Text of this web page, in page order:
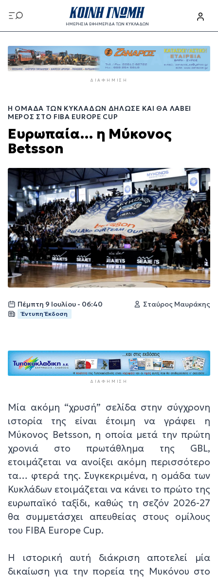
προς
το
περιεχόμενο
ΗΜΕΡΗΣΙΑ ΕΦΗΜΕΡΙΔΑ ΤΩΝ ΚΥΚΛΑΔΩΝ
προς
το
κυρίως
ΔΙΑΦΉΜΙΣΗ
Η ΟΜΆΔΑ ΤΩΝ ΚΥΚΛΆΔΩΝ ΔΉΛΩΣΕ ΚΑΙ ΘΑ ΛΆΒΕΙ
ΜΈΡΟΣ ΣΤΟ FIBA EUROPE CUP
Ευρωπαία… η Μύκονος
Betsson
Πέμπτη 9 Ιουλίου - 06:40 Σταύρος Μαυράκης
Έντυπη Έκδοση
ΔΙΑΦΉΜΙΣΗ
Μία ακόμη “χρυσή” σελίδα στην σύγχρονη
ιστορία της είναι έτοιμη να γράφει η
Μύκονος Betsson, η οποία μετά την πρώτη
χρονιά στο πρωτάθλημα της GBL,
ετοιμάζεται να ανοίξει ακόμη περισσότερο
τα… φτερά της. Συγκεκριμένα, η ομάδα των
Κυκλάδων ετοιμάζεται να κάνει το πρώτο της
ευρωπαϊκό ταξίδι, καθώς τη σεζόν 2026-27
θα συμμετάσχει απευθείας στους ομίλους
του FIBA Europe Cup.
Η ιστορική αυτή διάκριση αποτελεί μία
δικαίωση για την πορεία της Μυκόνου στο